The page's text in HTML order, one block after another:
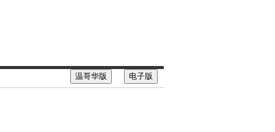
电子版
温哥华版